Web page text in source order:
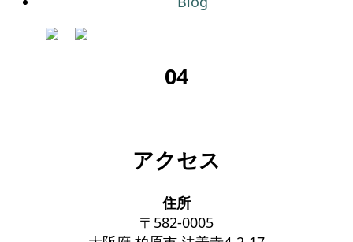
04
アクセス
住所
〒582-0005